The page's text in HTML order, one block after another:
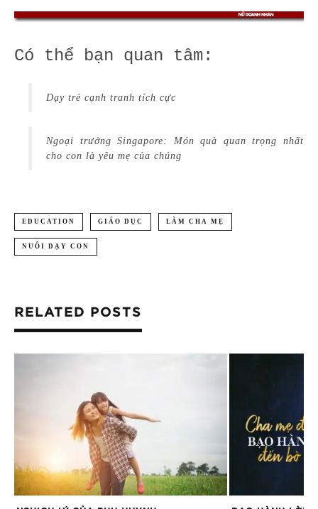
Có thể bạn quan tâm:
Dạy trẻ cạnh tranh tích cực
Ngoại trưởng Singapore: Món quà quan trọng nhất
cho con là yêu mẹ của chúng
EDUCATION GIÁO DỤC LÀM CHA MẸ
NUÔI DẠY CON
RELATED POSTS